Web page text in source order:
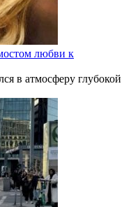
любви к
в атмосферу глубокой